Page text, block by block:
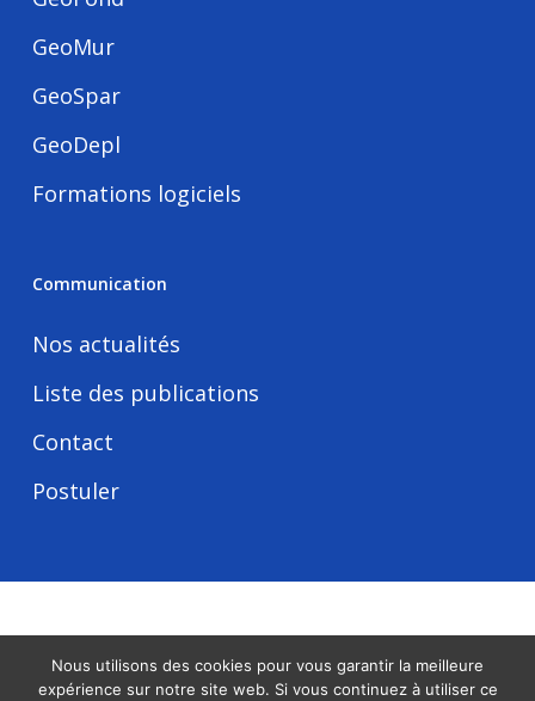
GeoMur
GeoSpar
GeoDepl
Formations logiciels
Communication
Nos actualités
Liste des publications
Contact
Postuler
Nous utilisons des cookies pour vous garantir la meilleure
expérience sur notre site web. Si vous continuez à utiliser ce